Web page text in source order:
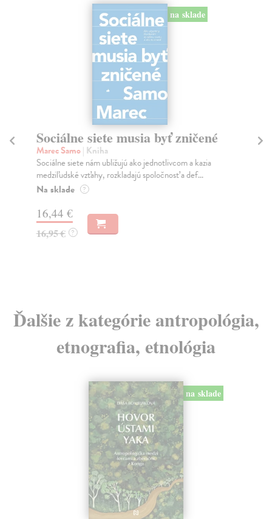
na sklade
Sociálne siete musia byť zničené
Marec Samo| Kniha
Sociálne siete nám ubližujú ako jednotlivcom a kazia
medziľudské vzťahy, rozkladajú spoločnosť a def...
Na sklade ?
16,44 €
16,95 € ?
Ďalšie z kategórie antropológia,
etnografia, etnológia
na sklade